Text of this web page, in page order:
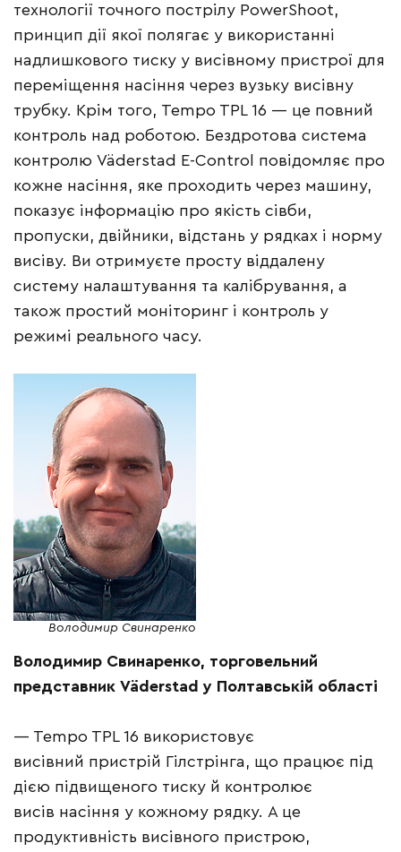
технології точного пострілу PowerShoot,
принцип дії якої полягає у використанні
надлишкового тиску у висівному пристрої для
переміщення насіння через вузьку висівну
трубку. Крім того, Tempo TPL 16 — це повний
контроль над роботою. Бездротова система
контролю Väderstad E-Control повідомляє про
кожне насіння, яке проходить через машину,
показує інформацію про якість сівби,
пропуски, двійники, відстань у рядках і норму
висіву. Ви отримуєте просту віддалену
систему налаштування та калібрування, а
також простий моніторинг і контроль у
режимі реального часу.
Володимир Свинаренко
Володимир Свинаренко, торговельний
представник Väderstad у Полтавській області
— Tempo TPL 16 використовує
висівний пристрій Гілстрінга, що працює під
дією підвищеного тиску й контролює
висів насіння у кожному рядку. А це
продуктивність висівного пристрою,